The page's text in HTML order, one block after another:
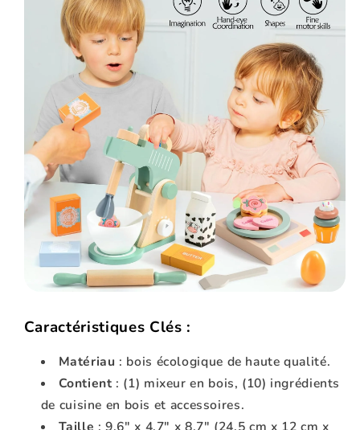
Caractéristiques Clés :
Matériau : bois écologique de haute qualité.
Contient : (1) mixeur en bois, (10) ingrédients
de cuisine en bois et accessoires.